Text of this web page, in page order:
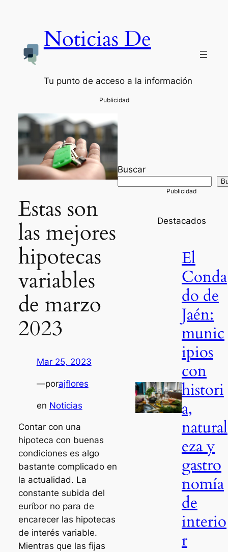
Noticias De
Tu punto de acceso a la información
Estas son
las mejores
hipotecas
variables
de marzo
2023
Mar 25, 2023
—porajflores
en Noticias
Contar con una
hipoteca con buenas
condiciones es algo
bastante complicado en
la actualidad. La
constante subida del
euríbor no para de
encarecer las hipotecas
de interés variable.
Mientras que las fijas
Buscar
Destacados
El
Conda
do de
Jaén:
munic
ipios
con
histori
a,
natural
eza y
gastro
nomía
de
interio
r